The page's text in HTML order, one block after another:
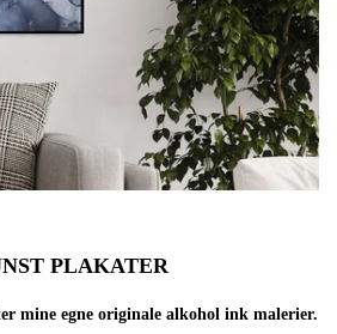
PLAKATER
mine egne originale alkohol ink malerier.